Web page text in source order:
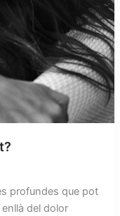
profundes que pot
del dolor